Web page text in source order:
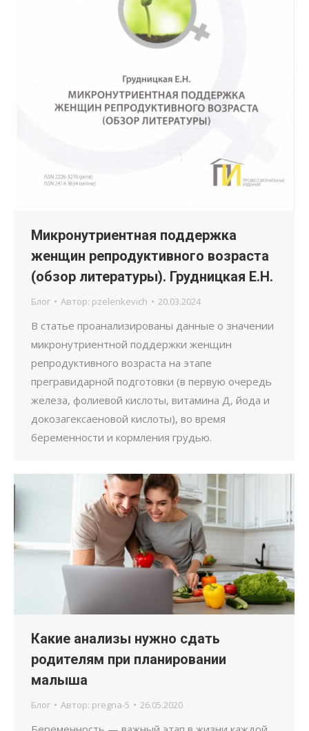
Микронутриентная поддержка
женщин репродуктивного возраста
(обзор литературы). Грудницкая Е.Н.
Блог Автор: pzelenkevich 20.03.2024
В статье проанализированы данные о значении
микронутриентной поддержки женщин
репродуктивного возраста на этапе
прегравидарной подготовки (в первую очередь
железа, фолиевой кислоты, витамина Д, йода и
докозагексаеновой кислоты), во время
беременности и кормления грудью.
Какие анализы нужно сдать
родителям при планировании
малыша
Блог Автор: pregna-5 26.05.2020